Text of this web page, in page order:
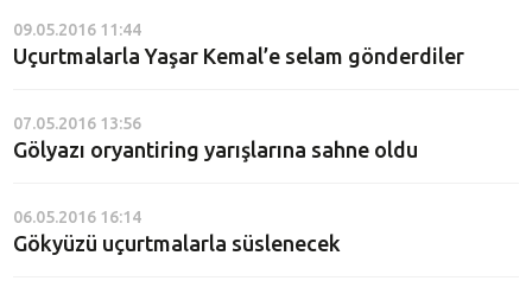
09.05.2016 11:44
Uçurtmalarla Yaşar Kemal’e selam gönderdiler
07.05.2016 13:56
Gölyazı oryantiring yarışlarına sahne oldu
06.05.2016 16:14
Gökyüzü uçurtmalarla süslenecek